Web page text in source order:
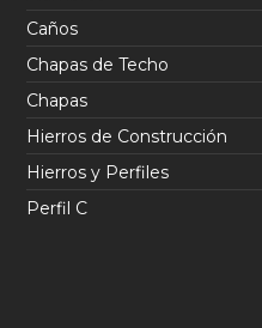
Caños
Chapas de Techo
Chapas
Hierros de Construcción
Hierros y Perfiles
Perfil C